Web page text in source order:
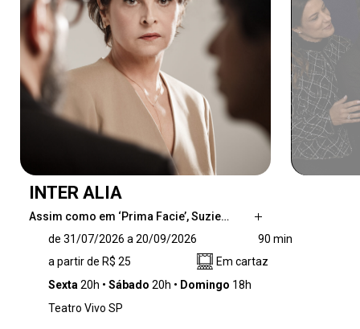
INTER ALIA
Assim como em ‘Prima Facie’, Suzie…
mergulha no universo jurídico para debater
temas como responsabilidade, moral, poder e
os conflitos éticos entre vida pública e privada.
uma juíza ética e profundamente
de 31/07/2026 a 20/09/2026
90 min
a partir de R$ 25
Em cartaz
Sexta 20h Sábado 20h Domingo 18h
Teatro Vivo SP